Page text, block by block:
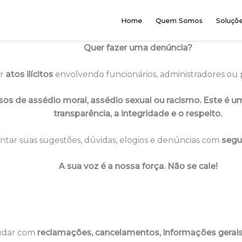
Home Quem Somos
Quer fazer uma denúncia?
atos ilícitosenvolvendo funcionários, administradores ou
de assédio moral, assédio sexual ou racismo. Este é
transparência, a integridade e o respeito.
suas sugestões, dúvidas, elogios e denúncias com
A sua voz é a nossa força. Não se cale!
com reclamações, cancelamentos, informações